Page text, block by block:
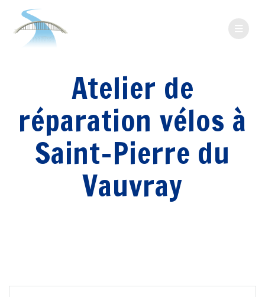
Atelier de
réparation vélos à
Saint-Pierre du
Vauvray